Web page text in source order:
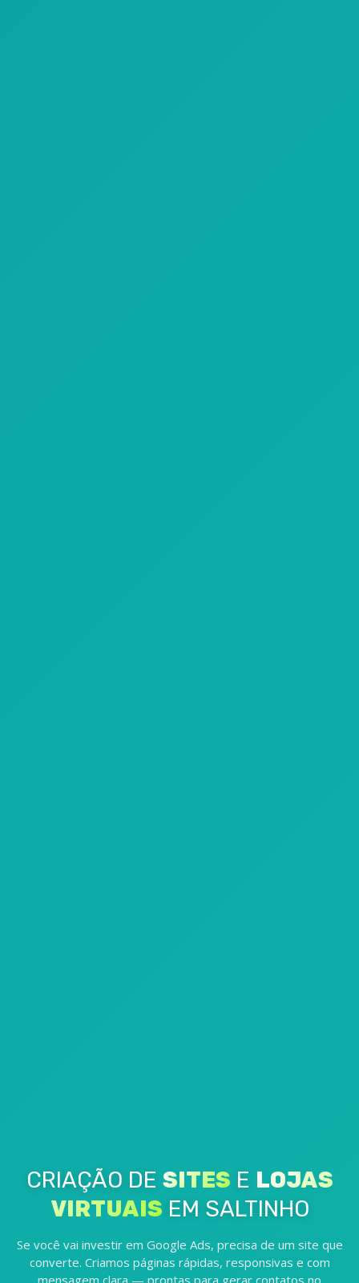
CRIAÇÃO DE SITES E LOJAS
VIRTUAIS EM SALTINHO
Se você vai investir em Google Ads, precisa de um site que
converte. Criamos páginas rápidas, responsivas e com
mensagem clara — prontas para gerar contatos no